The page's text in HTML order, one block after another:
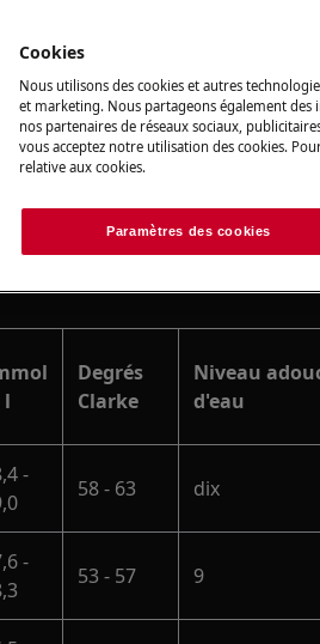
du lave-vaisselle en fonction
l
Degrés
Clarke
Niveau
d'eau
-
58 - 63 dix
-
53 - 57 9
Cookies
Nous utilisons des cookies et autres
et marketing. Nous partageons également
nos partenaires de réseaux sociaux,
vous acceptez notre utilisation des cookies.
relative aux cookies.
Paramètres des cookies